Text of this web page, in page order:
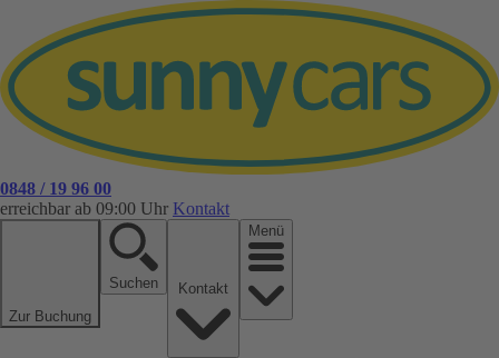
0848 / 19 96 00
erreichbar ab 09:00 Uhr Kontakt
Zur Buchung
Suchen
Menü